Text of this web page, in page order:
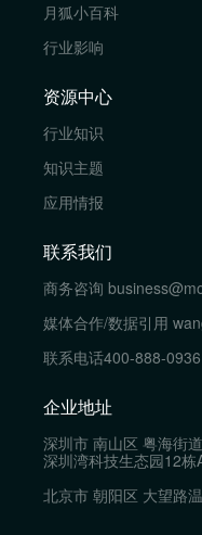
月狐小百科
行业影响
资源中心
行业知识
知识主题
应用情报
联系我们
商务咨询
媒体合作/数据引用
联系电话400-888-0936
企业地址
深圳市 南山区 粤海街
深圳湾科技生态园12栋
北京市 朝阳区 大望路